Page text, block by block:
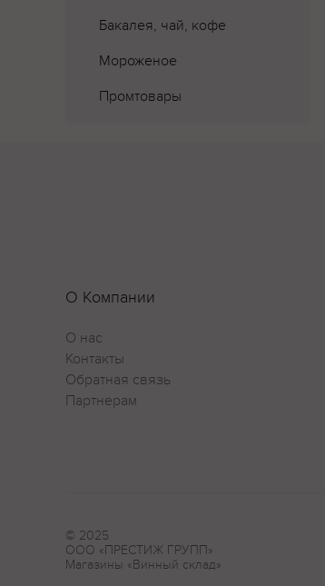
Бакалея, чай, кофе
Мороженое
Промтовары
О Компании
О нас
Контакты
Обратная связь
Партнерам
© 2025
ООО «ПРЕСТИЖ ГРУПП»
Магазины «Винный склад»